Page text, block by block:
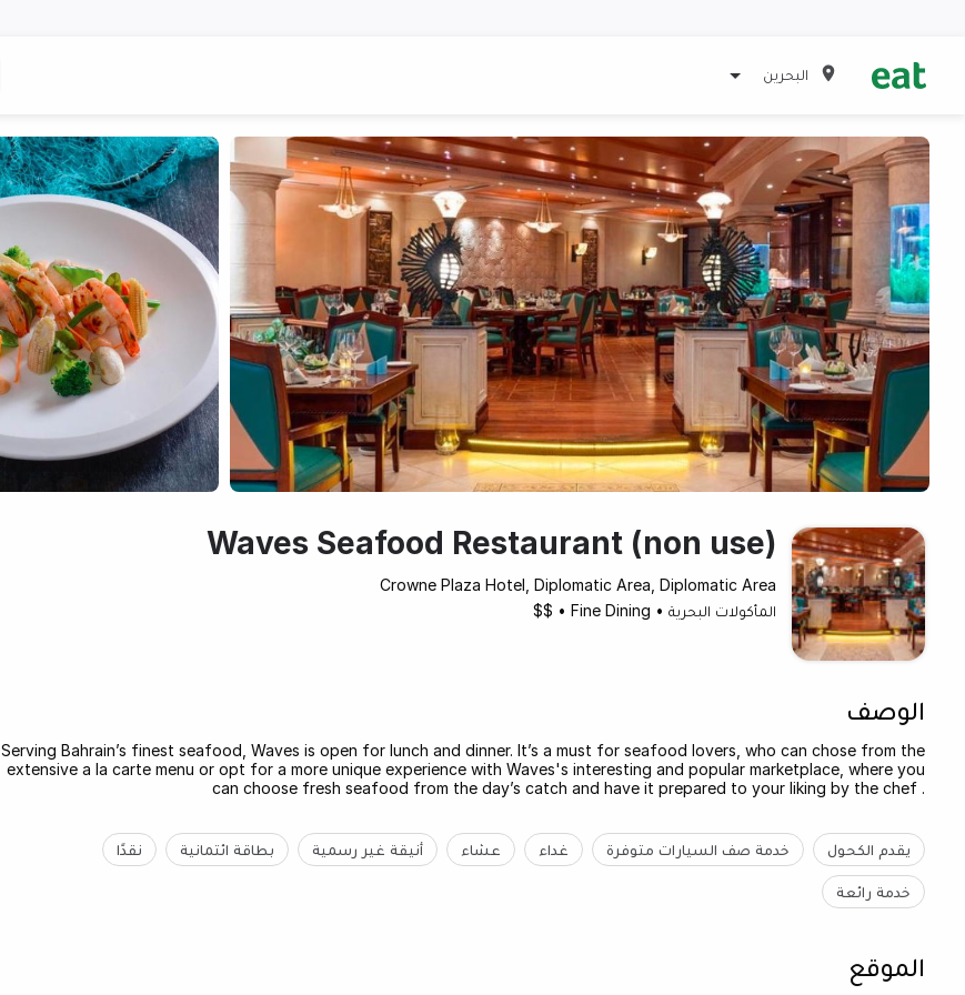
البحرين
Waves Seafood Restaurant (non use)
Crowne Plaza Hotel, Diplomatic Area, Diplomatic Area
المأكولات البحرية •
Fine Dining
•
$$
الوصف
Serving Bahrain’s finest seafood, Waves is open for lunch and dinner. It’s a must for seafood lovers, who can chose from the
extensive a la carte menu or opt for a more unique experience with Waves's interesting and popular marketplace, where you
can choose fresh seafood from the day’s catch and have it prepared to your liking by the chef .
يقدم الكحول خدمة صف السيارات متوفرة غداء عشاء أنيقة غير رسمية بطاقة ائتمانية نقدًا
خدمة رائعة
الموقع